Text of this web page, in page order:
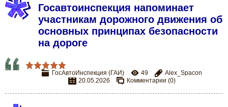
Госавтоинспекция напоминает
участникам дорожного движения об
основных принципах безопасности
на дороге
ГосАвтоИнспекция (ГАИ) 49
Alex_Spacon
20.05.2026
Комментарии (0)